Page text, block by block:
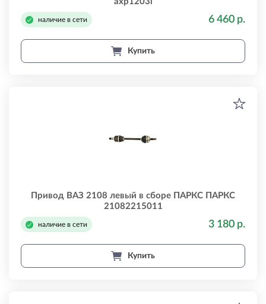
наличие в сети 6 460 р.
Купить
Привод ВАЗ 2108 левый в сборе ПАРКС ПАРКС
21082215011
наличие в сети 3 180 р.
Купить